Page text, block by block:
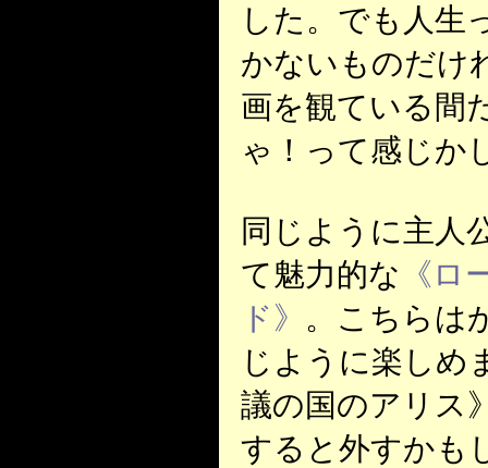
した。でも人生
かないものだけ
画を観ている間
ゃ！って感じか
同じように主人
て魅力的な 《ロ
ド》 。こちらは
じように楽しめ
議の国のアリス
すると外すかも